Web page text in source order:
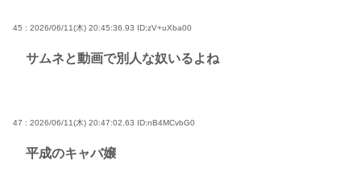
45 : 2026/06/11(木) 20:45:36.93 ID:zV+uXba00
サムネと動画で別人な奴いるよね
47 : 2026/06/11(木) 20:47:02.63 ID:nB4MCvbG0
平成のキャバ嬢